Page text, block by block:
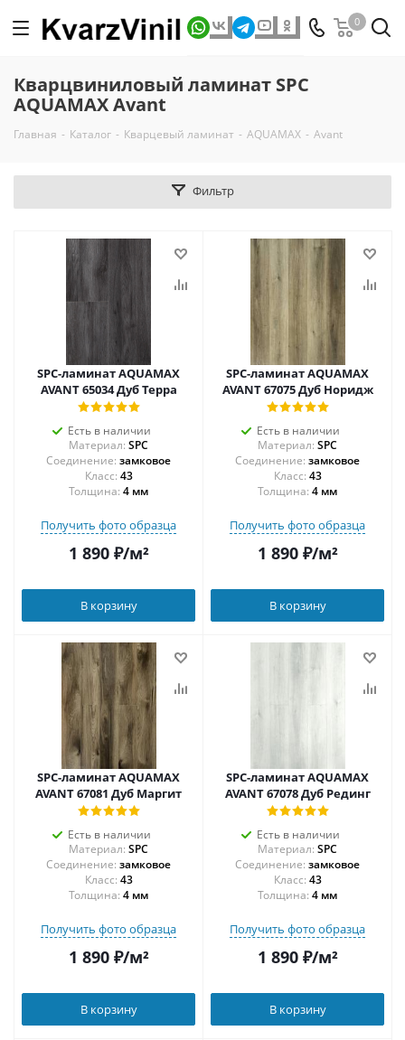
0
Кварцвиниловый ламинат SPC
AQUAMAX Avant
Главная - Каталог - Кварцевый ламинат - AQUAMAX - Avant
Фильтр
SPC-ламинат AQUAMAX
AVANT 65034 Дуб Терра
Есть в наличии
Материал: SPC
Соединение: замковое
43
Толщина: 4 мм
Получить фото образца
1 890₽/м²
В корзину
SPC-ламинат AQUAMAX
AVANT 67075 Дуб Норидж
Есть в наличии
Материал: SPC
Соединение: замковое
43
Толщина: 4 мм
Получить фото образца
1 890₽/м²
В корзину
SPC-ламинат AQUAMAX
AVANT 67081 Дуб Маргит
Есть в наличии
Материал: SPC
Соединение: замковое
43
Толщина: 4 мм
Получить фото образца
1 890₽/м²
В корзину
SPC-ламинат AQUAMAX
AVANT 67078 Дуб Рединг
Есть в наличии
Материал: SPC
Соединение: замковое
43
Толщина: 4 мм
Получить фото образца
1 890₽/м²
В корзину